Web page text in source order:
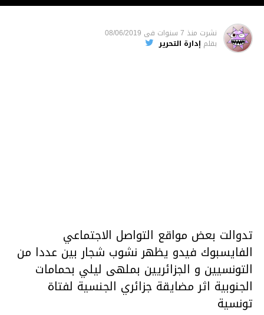
نشرت منذ 7 سنوات فى 08/06/2019
بقلم إدارة التحرير
تدوالت بعض مواقع التواصل الاجتماعي
الفايسبوك فيدو يظهر نشوب شجار بين عددا من
التونسيين و الجزائريين بملهى ليلي بحمامات
الجنوبية اثر مضايقة جزائري الجنسية لفتاة
تونسية